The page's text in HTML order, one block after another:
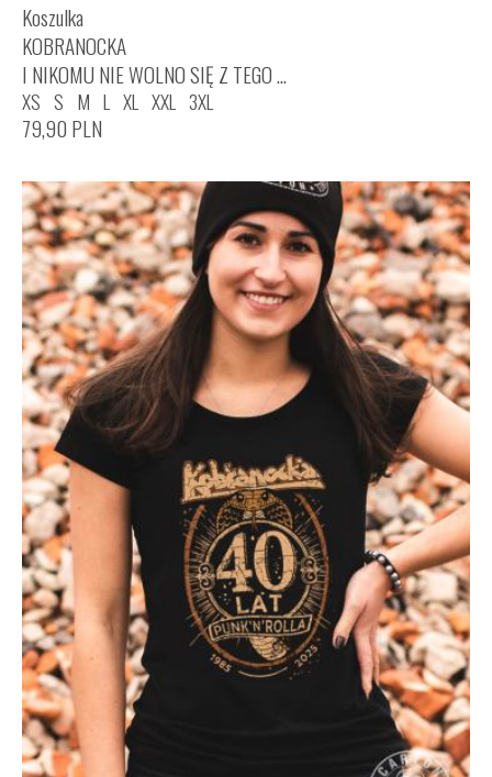
Koszulka
KOBRANOCKA
I NIKOMU NIE WOLNO SIĘ Z TEGO ...
XS S M L XL XXL 3XL
79,90 PLN